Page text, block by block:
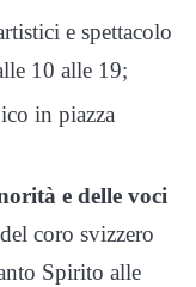
e spettacolo
10 alle 19;
in piazza
e delle voci
coro svizzero
Spirito alle